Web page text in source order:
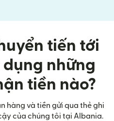
tiến tới
những
tiền nào?
hàng và tiền gửi qua thẻ ghi
của chúng tôi tại Albania.